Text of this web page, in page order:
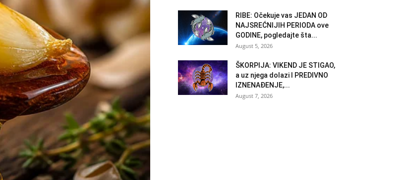
omogućava mirniji život. To je za Bika
Do kraja godine, taj san dobija oblik. Ljudi
vas mučile se rešavaju, a vi konačno
KROZ AKCIJU I
RIBE: Očekuje vas JEDAN OD
NAJSREĆNIJIH PERIODA ove
GODINE, pogledajte šta...
August 5, 2026
ŠKORPIJA: VIKEND JE STIGAO,
a uz njega dolazi I PREDIVNO
IZNENAĐENJE,...
August 7, 2026